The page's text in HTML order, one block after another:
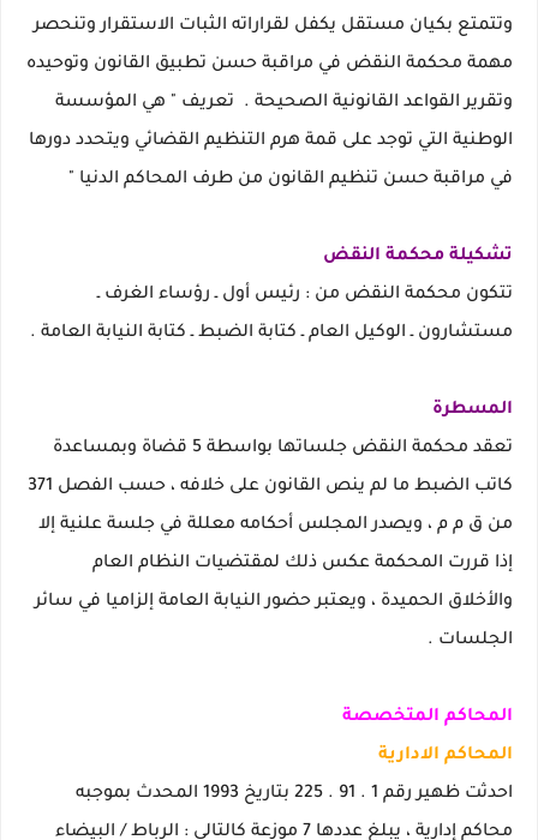
وتتمتع بكيان مستقل يكفل لقراراته الثبات الاستقرار وتنحصر
مهمة محكمة النقض في مراقبة حسن تطبيق القانون وتوحيده
وتقرير القواعد القانونية الصحيحة . تعريف " هي المؤسسة
الوطنية التي توجد على قمة هرم التنظيم القضائي ويتحدد دورها
في مراقبة حسن تنظيم القانون من طرف المحاكم الدنيا "
تشكيلة محكمة النقض
تتكون محكمة النقض من : رئيس أول ـ رؤساء الغرف ـ
مستشارون ـ الوكيل العام ـ كتابة الضبط ـ كتابة النيابة العامة .
المسطرة
تعقد محكمة النقض جلساتها بواسطة 5 قضاة وبمساعدة
كاتب الضبط ما لم ينص القانون على خلافه ، حسب الفصل 371
من ق م م ، ويصدر المجلس أحكامه معللة في جلسة علنية إلا
إذا قررت المحكمة عكس ذلك لمقتضيات النظام العام
والأخلاق الحميدة ، ويعتبر حضور النيابة العامة إلزاميا في سائر
الجلسات .
المحاكم المتخصصة
المحاكم الادارية
احدثت ظهير رقم 1 . 91 . 225 بتاريخ 1993 المحدث بموجبه
محاكم إدارية ، يبلغ عددها 7 موزعة كالتالي : الرباط / البيضاء